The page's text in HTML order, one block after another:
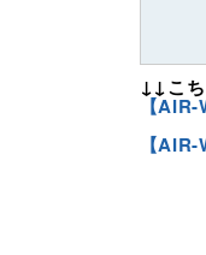
↓↓こ
【
【